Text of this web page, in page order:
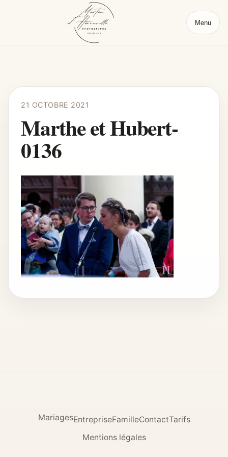
Menu
21 OCTOBRE 2021
Marthe et Hubert-
0136
MariagesEntrepriseFamilleContactTarifs
Mentions légales